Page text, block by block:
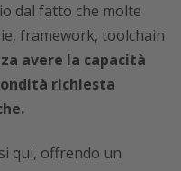
dal fatto che molte
framework, toolchain
avere la capacità
richiesta
qui, offrendo un